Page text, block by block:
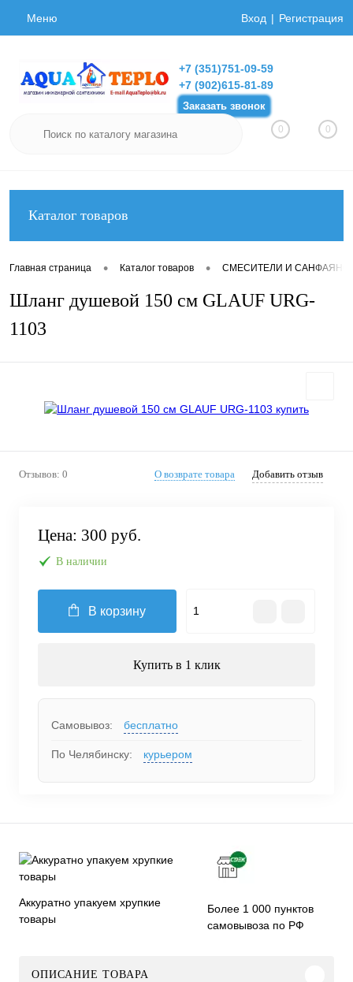
Меню Вход Регистрация
+7 (351)751-09-59
+7 (902)615-81-89
Заказать звонок
0 0
Каталог товаров
Главная страница • Каталог товаров • СМЕСИТЕЛИ И САНФАЯНС
Шланг душевой 150 см GLAUF URG-
1103
Отзывов: 0 О возврате товара Добавить отзыв
Цена: 300 руб.
В наличии
В корзину
Купить в 1 клик
Самовывоз: бесплатно
По Челябинску: курьером
Аккуратно упакуем хрупкие
товары
Более 1 000 пунктов
самовывоза по РФ
ОПИСАНИЕ ТОВАРА